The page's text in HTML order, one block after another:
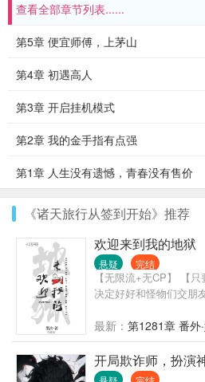
查看全部章节列表......
第5章 便宜师傅，上茅山
第4章 初遇高人
第3章 开启挂机模式
第2章 我的金手指有点强
第1章 人生没有遗憾，青春没有售价
《诸天旅行从签到开始》推荐
欢迎来到我的地狱
悬疑 完结
【无限流+无CP】 【
决定好好和怪物们交朋
最新： 第1281章 番外
开局欺诈师，扮演